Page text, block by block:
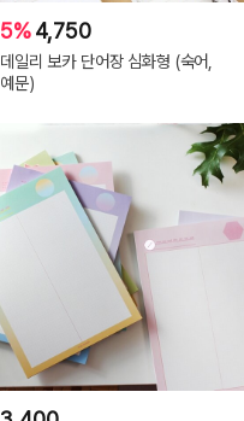
5%4,750
데일리 보카 단어장 심화형 (숙어,
예문)